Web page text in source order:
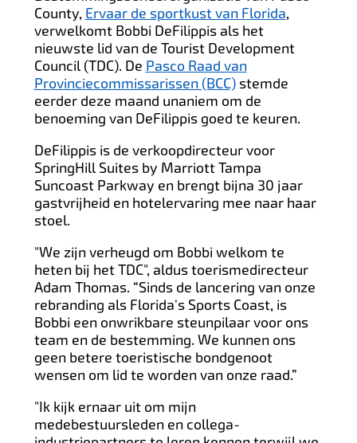
County, Ervaar de sportkust van Florida,
verwelkomt Bobbi DeFilippis als het
nieuwste lid van de Tourist Development
Council (TDC). De Pasco Raad van
Provinciecommissarissen (BCC)stemde
eerder deze maand unaniem om de
benoeming van DeFilippis goed te keuren.
DeFilippis is de verkoopdirecteur voor
SpringHill Suites by Marriott Tampa
Suncoast Parkway en brengt bijna 30 jaar
gastvrijheid en hotelervaring mee naar haar
stoel.
"We zijn verheugd om Bobbi welkom te
heten bij het TDC", aldus toerismedirecteur
Adam Thomas. “Sinds de lancering van onze
rebranding als Florida's Sports Coast, is
Bobbi een onwrikbare steunpilaar voor ons
team en de bestemming. We kunnen ons
geen betere toeristische bondgenoot
wensen om lid te worden van onze raad.”
"Ik kijk ernaar uit om mijn
medebestuursleden en collega-